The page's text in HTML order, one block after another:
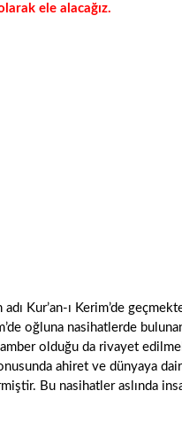
ele alacağız.
adı Kur’an-ı Kerim’de
oğluna nasihatlerde
olduğu da rivayet
ahiret ve dünyaya dair
Bu nasihatler aslında